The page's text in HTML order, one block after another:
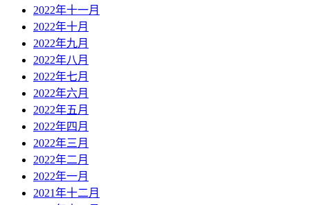
2022年十一月
2022年十月
2022年九月
2022年八月
2022年七月
2022年六月
2022年五月
2022年四月
2022年三月
2022年二月
2022年一月
2021年十二月